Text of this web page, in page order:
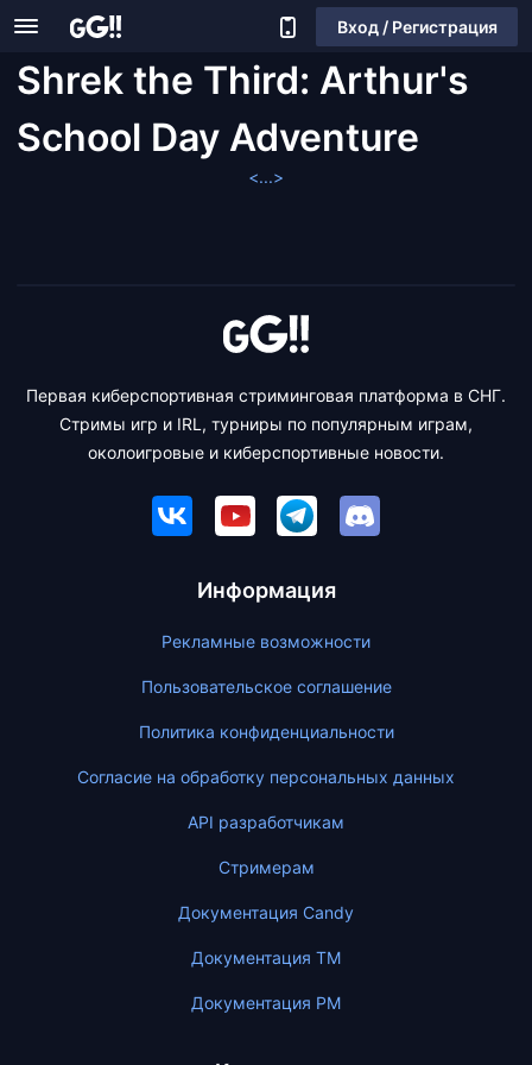
Вход / Регистрация
Shrek the Third: Arthur's
School Day Adventure
<...>
Первая киберспортивная стриминговая платформа в СНГ.
Стримы игр и IRL, турниры по популярным играм,
околоигровые и киберспортивные новости.
Информация
Рекламные возможности
Пользовательское соглашение
Политика конфиденциальности
Согласие на обработку персональных данных
API разработчикам
Стримерам
Документация Candy
Документация ТМ
Документация PM